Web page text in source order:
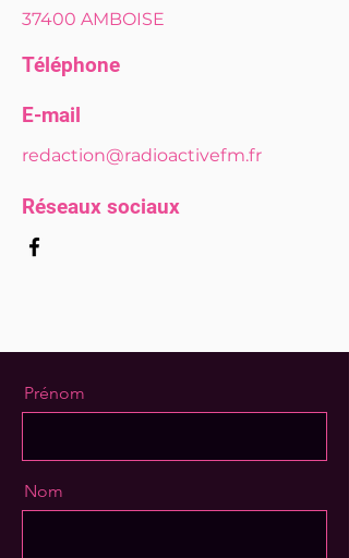
37400 AMBOISE
Téléphone
E-mail
redaction@radioactivefm.fr
Réseaux sociaux
Prénom
Nom